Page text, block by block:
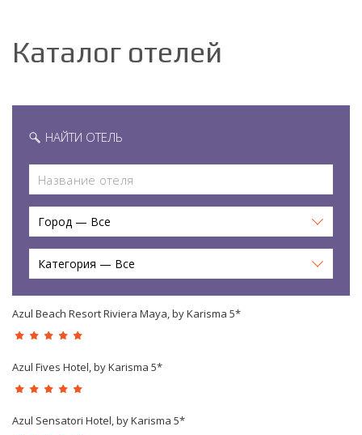
Каталог отелей
НАЙТИ ОТЕЛЬ
Город — Все
Категория — Все
Azul Beach Resort Riviera Maya, by Karisma 5*
Azul Fives Hotel, by Karisma 5*
Azul Sensatori Hotel, by Karisma 5*